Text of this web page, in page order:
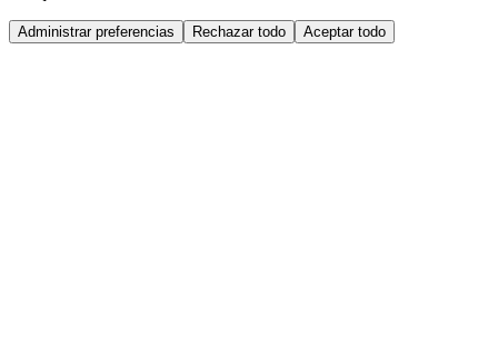
Administrar preferencias Rechazar todo Aceptar todo